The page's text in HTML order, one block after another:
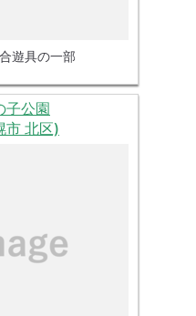
遊具の一部
子公園
市 北区)